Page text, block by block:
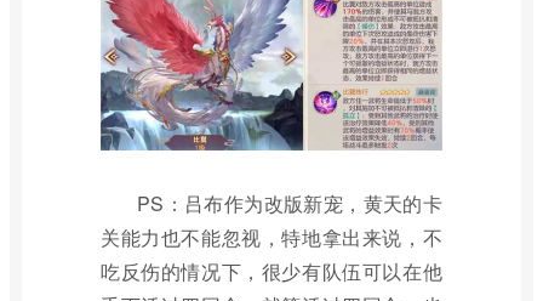
PS：吕布作为改版新宠，黄天的卡
关能力也不能忽视，特地拿出来说，不
吃反伤的情况下，很少有队伍可以在他